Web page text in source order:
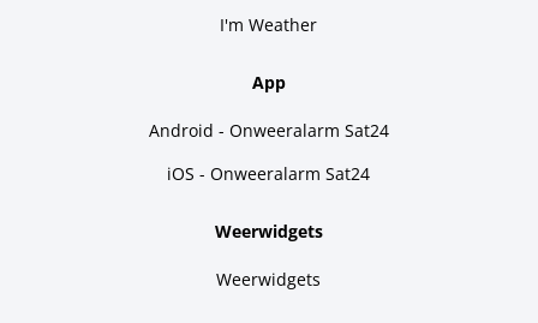
I'm Weather
App
Android - Onweeralarm Sat24
iOS - Onweeralarm Sat24
Weerwidgets
Weerwidgets